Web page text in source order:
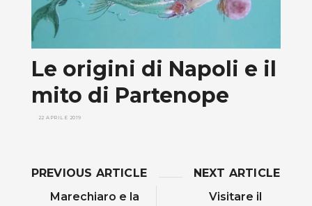
Le origini di Napoli e il
mito di Partenope
22 APRILE 2019
PREVIOUS ARTICLE
NEXT ARTICLE
Marechiaro e la
Visitare il